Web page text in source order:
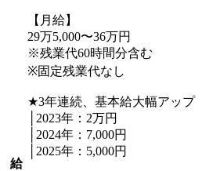
給
【月給】
29万5,000〜36万円
※残業代60時間分含む
※固定残業代なし
★3年連続、基本給大幅アップ
│2023年：2万円
│2024年：7,000円
│2025年：5,000円